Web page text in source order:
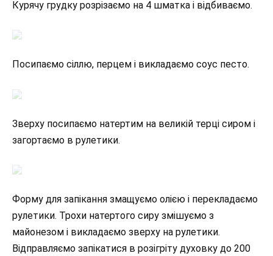
Курячу грудку розрізаємо на 4 шматка і відбиваємо.
Посипаємо сіллю, перцем і викладаємо соус песто.
Зверху посипаємо натертим на великій терці сиром і
загортаємо в рулетики.
Форму для запікання змащуємо олією і перекладаємо
рулетики. Трохи натертого сиру змішуємо з
майонезом і викладаємо зверху на рулетики.
Відправляємо запікатися в розігріту духовку до 200